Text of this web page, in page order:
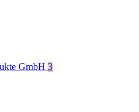
GmbH 3